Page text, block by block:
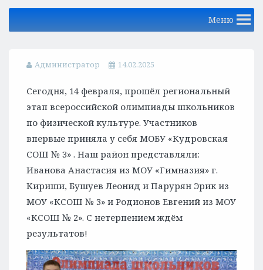
Меню
Администратор 14.02.2025
Сегодня, 14 февраля, прошёл региональный
этап всероссийской олимпиады школьников
по физической культуре. Участников
впервые приняла у себя МОБУ «Кудровская
СОШ № 3» . Наш район представляли:
Иванова Анастасия из МОУ «Гимназия» г.
Кириши, Бушуев Леонид и Парурян Эрик из
МОУ «КСОШ № 3» и Родионов Евгений из МОУ
«КСОШ № 2». С нетерпением ждём
результатов!